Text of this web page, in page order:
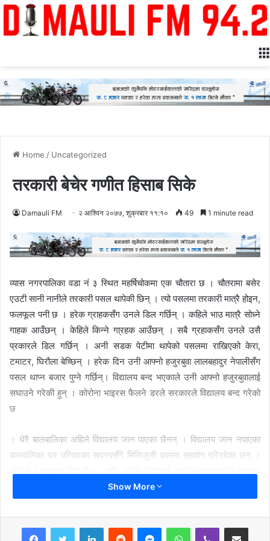
Home / Uncategorized
तरकारी बेचेर गणीत हिसाब सिके
Damauli FM २ आश्विन २०७७, शुक्रबार ११:१० 49 1 minute read
व्यास नगरपालिका वडा नं ३ स्थित महर्षिचोकमा एक चौतारा छ । चौतरामा बसेर
एउटी सानी नानीले तरकारी पसल थापेकी छिन् । त्यो पसलमा तरकारी मात्रै होइन,
फलफूल पनी छ । हरेक ग्राहकसँग उनले डिल गर्छिन् । कहिले भाउ मात्रै सोध्ने
गाहक आउँछन् । केहिले किन्ने गा्रहक आउँछन् । सबै ग्रहाकसँग उनले उसै
प्रकारले डिल गर्छिन् । अनी सडक पेटीमा थापेको पसलमा राखिएको केरा,
टमाटर, घिरौला बेच्छिन् । हरेक दिन उनी आफ्नो हजुरबुवा लालबहादुर नेपालीसँग
पसल थाप्न बजार पुग्ने गर्छिन्। विद्यालय बन्द भएकाले उनी आफ्नो हजुरबुवालाई
सघाउने गरेकी हुन् । कोरोना भाइरस फैलने डरले सरकारले विद्यालय बन्द गरेको
छ
। धेरै बालबालिका अहिले विद्यालय जान पाएका छैनन् । विद्यालय जान नपाएका
बालबालिका घर परिवारका सदस्यसँगै मिलिजुली काममा सहयोग गरिरहेका छन् ।
दमौली बजार आउने गरेको बताइन् । कक्षा तीनमा पढ्ने गरेकी उनी कोरोना
महामारीले गर्दा विद्यालय जान पाएकी छैनन् । गाउँमा फलेको तरकारी, केरा,
टमाटर, घिरौला बिक्रि गर्न उनी हजुरबुवासँगै बजार आउने गरेकी हुन् । यसरी
बजारमा तरकारी, फलफूल बिक्रि गर्दा उनले धेरै नयाँ कुरा सिक्ने अवसर पाइन् ।
Show More